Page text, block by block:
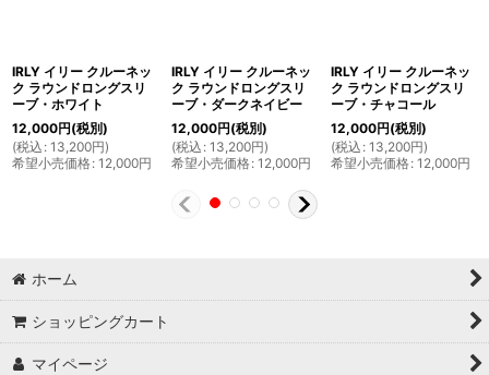
IRLY イリー クルーネッ
ク ラウンドロングスリ
ーブ・ホワイト
12,000円(税別)
(税込 : 13,200円)
希望小売価格: 12,000円
IRLY イリー クルーネッ
ク ラウンドロングスリ
ーブ・ダークネイビー
12,000円(税別)
(税込 : 13,200円)
希望小売価格: 12,000円
IRLY イリー クルーネッ
ク ラウンドロングスリ
ーブ・チャコール
12,000円(税別)
(税込 : 13,200円)
希望小売価格: 12,000円
ホーム
ショッピングカート
マイページ